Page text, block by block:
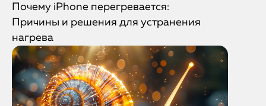
Почему iPhone перегревается:
Причины и решения для устранения
нагрева